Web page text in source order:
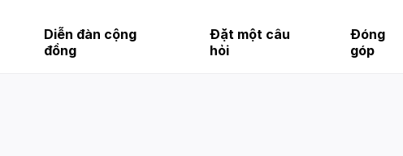
Diễn đàn cộng
đồng
Đặt một câu
hỏi
Đóng
góp